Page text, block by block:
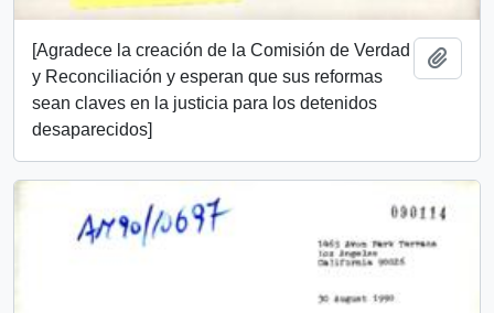
[Agradece la creación de la Comisión de Verdad
y Reconciliación y esperan que sus reformas
sean claves en la justicia para los detenidos
desaparecidos]